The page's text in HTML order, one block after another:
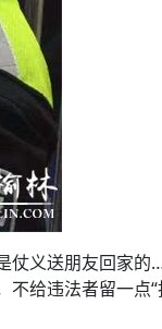
仗义送朋友回家
给违法者留一点“